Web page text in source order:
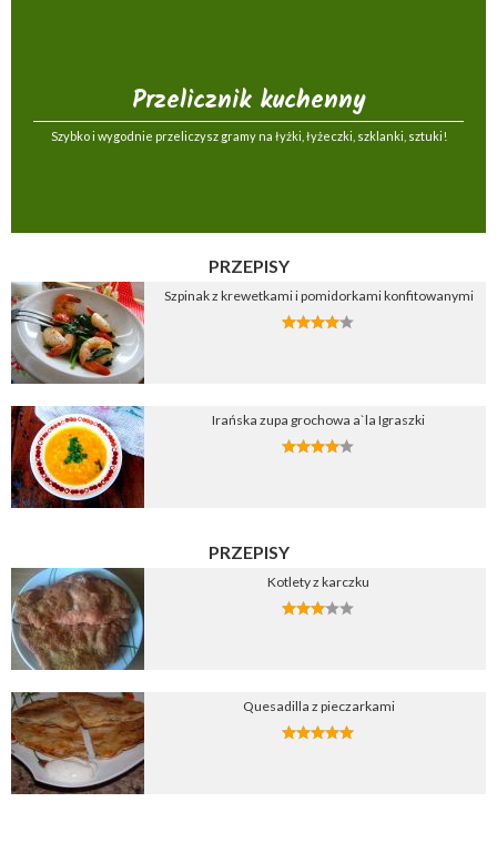
Przelicznik kuchenny
Szybko i wygodnie przeliczysz gramy na łyżki, łyżeczki, szklanki, sztuki!
PRZEPISY
Szpinak z krewetkami i pomidorkami konfitowanymi
Irańska zupa grochowa a`la Igraszki
PRZEPISY
Kotlety z karczku
Quesadilla z pieczarkami